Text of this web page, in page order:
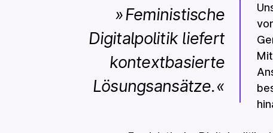
Feministische
Digitalpolitik liefert
kontextbasierte
Lösungsansätze.